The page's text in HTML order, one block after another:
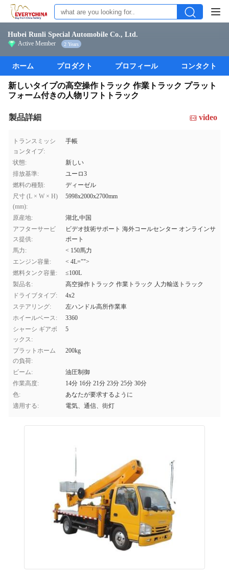
Hubei Runli Special Automobile Co., Ltd.
Active Member 2 Years
ホーム プロダクト プロフィール コンタクト
新しいタイプの高空操作トラック 作業トラック プラット
フォーム付きの人物リフトトラック
製品詳細 video
トランスミッシ
ョンタイプ:
手帳
状態:
新しい
排放基準:
ユーロ3
燃料の種類:
ディーゼル
尺寸 (L × W × H)
(mm):
5998x2000x2700mm
原産地:
湖北,中国
アフターサービ
ス提供:
ビデオ技術サポート 海外コールセンター オンラインサ
ポート
馬力:
< 150馬力
エンジン容量:
< 4L="">
燃料タンク容量:
≤100L
製品名:
高空操作トラック 作業トラック 人力輸送トラック
ドライブタイプ:
4x2
ステアリング:
左ハンドル高所作業車
ホイールベース:
3360
シャーシ ギアボ
ックス:
5
プラットホーム
の負荷:
200kg
ビーム:
油圧制御
作業高度:
14分 16分 21分 23分 25分 30分
色:
あなたが要求するように
適用する:
電気、通信、街灯